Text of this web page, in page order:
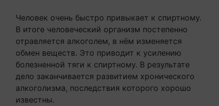
Человек очень быстро привыкает к спиртному.
В итоге человеческий организм постепенно
отравляется алкоголем, в нём изменяется
обмен веществ. Это приводит к усилению
болезненной тяги к спиртному. В результате
дело заканчивается развитием хронического
алкоголизма, последствия которого хорошо
известны.